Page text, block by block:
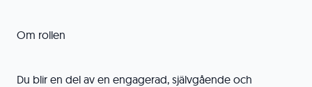
Om rollen
Du blir en del av en engagerad, självgående och